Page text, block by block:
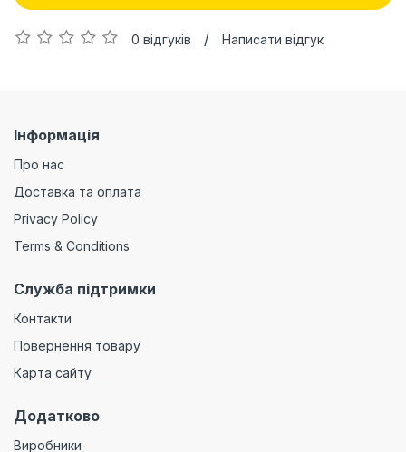
0 відгуків / Написати відгук
Інформація
Про нас
Доставка та оплата
Privacy Policy
Terms & Conditions
Служба підтримки
Контакти
Повернення товару
Карта сайту
Додатково
Виробники